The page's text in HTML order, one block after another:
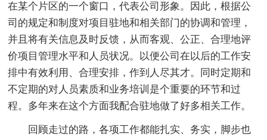
在某个片区的一个窗口，代表公司形象。因此，根据公
司的规定和制度对项目驻地和相关部门的协调和管理，
并且将有关信息及时反馈，从而客观、公正、合理地评
价项目管理水平和人员状况。以便公司在以后的工作安
排中有效利用、合理安排，作到人尽其才。同时定期和
不定期的对人员素质和业务培训是个重要的环节和过
程。多年来在这个方面我配合驻地做了好多相关工作。
回顾走过的路，各项工作都能扎实、务实，脚步也